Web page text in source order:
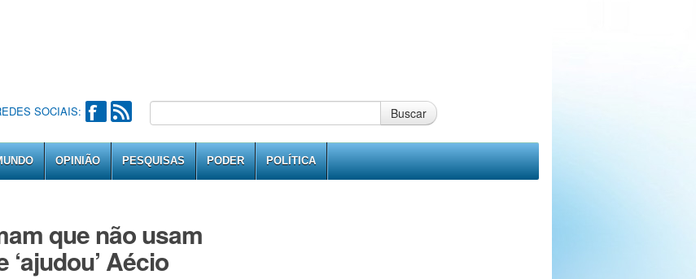
SOCIAIS: Buscar
OPINIÃO PESQUISAS PODER POLÍTICA
que não usam
Aécio